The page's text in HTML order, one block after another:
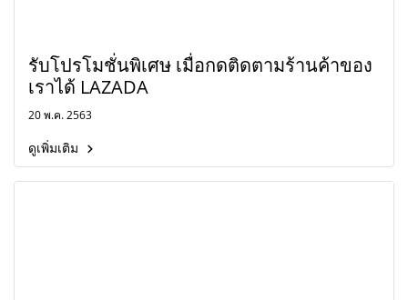
รับโปรโมชั่นพิเศษ เมื่อกดติดตามร้านค้าของ
เราได้ LAZADA
20 พ.ค. 2563
ดูเพิ่มเติม